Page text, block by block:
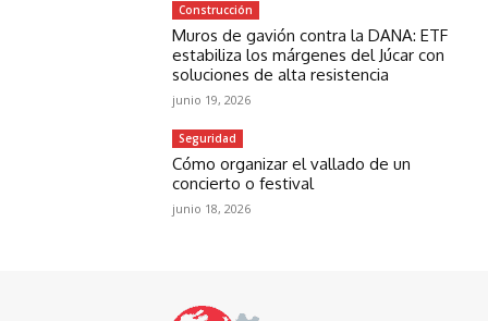
Construcción
Muros de gavión contra la DANA: ETF
estabiliza los márgenes del Júcar con
soluciones de alta resistencia
junio 19, 2026
Seguridad
Cómo organizar el vallado de un
concierto o festival
junio 18, 2026